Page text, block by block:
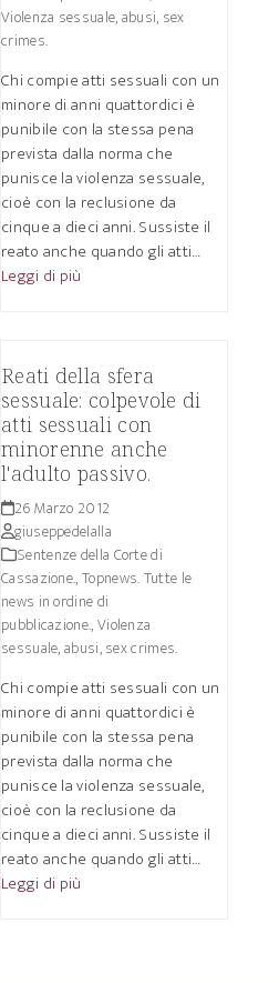
Violenza sessuale, abusi, sex
crimes.
Chi compie atti sessuali con un
minore di anni quattordici è
punibile con la stessa pena
prevista dalla norma che
punisce la violenza sessuale,
cioè con la reclusione da
cinque a dieci anni. Sussiste il
reato anche quando gli atti…
Leggi di più
Reati della sfera
sessuale: colpevole di
atti sessuali con
minorenne anche
l'adulto passivo.
26 Marzo 2012
giuseppedelalla
Sentenze della Corte di
Cassazione.,Topnews. Tutte le
news in ordine di
pubblicazione.,Violenza
sessuale, abusi, sex crimes.
Chi compie atti sessuali con un
minore di anni quattordici è
punibile con la stessa pena
prevista dalla norma che
punisce la violenza sessuale,
cioè con la reclusione da
cinque a dieci anni. Sussiste il
reato anche quando gli atti…
Leggi di più